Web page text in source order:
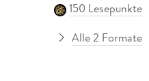
150 Lesepunkte
Alle 2 Formate